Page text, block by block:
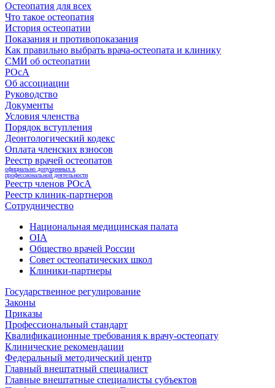
Остеопатия для всех
Что такое остеопатия
История остеопатии
Показания и противопоказания
Как правильно выбрать врача-остеопата и клинику
СМИ об остеопатии
РОсА
Об ассоциации
Руководство
Документы
Условия членства
Порядок вступления
Деонтологический кодекс
Оплата членских взносов
Реестр врачей остеопатов
официально допущенных к
профессиональной деятельности
Реестр членов РОсА
Реестр клиник-партнеров
Сотрудничество
Национальная медицинская палата
OIA
Общество врачей России
Совет остеопатических школ
Клиники-партнеры
Государственное регулирование
Законы
Приказы
Профессиональный стандарт
Квалификационные требования к врачу-остеопату
Клинические рекомендации
Федеральный методический центр
Главный внештатный специалист
Главные внештатные специалисты субъектов